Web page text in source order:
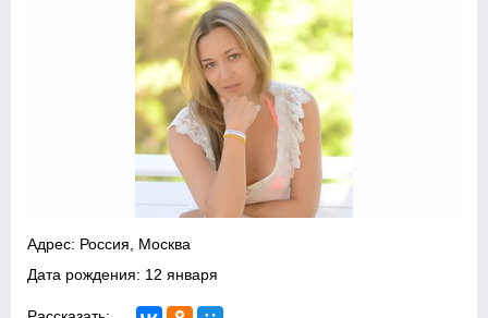
Адрес: Россия, Москва
Дата рождения: 12 января